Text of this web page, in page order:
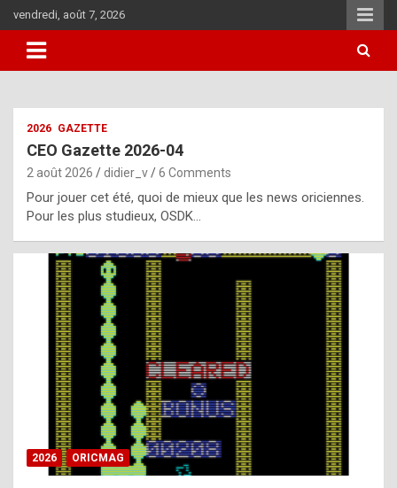
to
content
vendredi, août 7, 2026
i
u
l
y
d
i
ff
i
2026 GAZETTE
CEO Gazette 2026-04
2 août 2026 didier_v 6 Comments
Pour jouer cet été, quoi de mieux que les news oriciennes.
Pour les plus studieux, OSDK…
2026 ORICMAG